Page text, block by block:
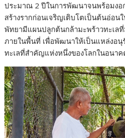
ประมาณ 2 ปีในการพัฒนาจนพร้อมงอ
สร้างรากก่อนเจริญเติบโตเป็นต้นอ่อ
พัทยามีแผนปลูกต้นกล้ามะพร้าวทะเล
ภายในพื้นที่ เพื่อพัฒนาให้เป็นแหล่งอ
ทะเลที่สำคัญแห่งหนึ่งของโลกในอนาค